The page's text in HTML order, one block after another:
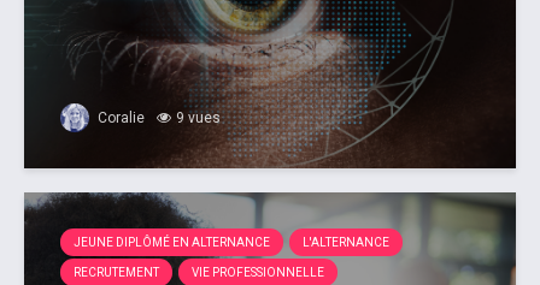
Coralie 9 vues
JEUNE DIPLÔMÉ EN ALTERNANCE L'ALTERNANCE
RECRUTEMENT VIE PROFESSIONNELLE